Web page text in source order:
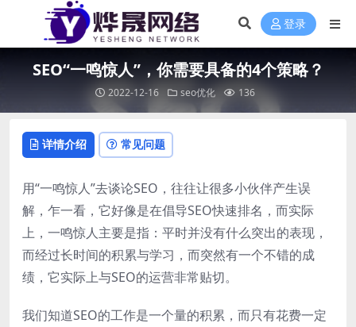
登录
SEO“一鸣惊人”，你需要具备的4个策略？
2022-12-16 seo优化 136
详情介绍 常见问题
用“一鸣惊人”去谈论SEO，往往让很多小伙伴产生误
解，乍一看，它好像是在倡导SEO快速排名，而实际
上，一鸣惊人主要是指：平时并没有什么突出的表现，
而经过长时间的积累与学习，而突然有一个不错的成
绩，它实际上与SEO的运营非常贴切。
我们知道SEO的工作是一个量的积累，而只有花费一定